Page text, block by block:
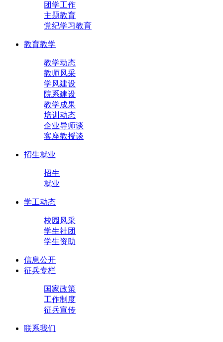
团学工作
主题教育
党纪学习教育
教育教学
教学动态
教师风采
学风建设
院系建设
教学成果
培训动态
企业导师谈
客座教授谈
招生就业
招生
就业
学工动态
校园风采
学生社团
学生资助
信息公开
征兵专栏
国家政策
工作制度
征兵宣传
联系我们